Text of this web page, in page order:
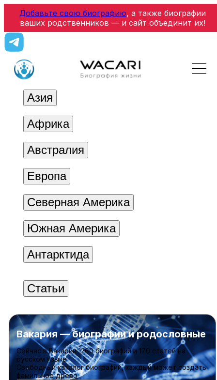
Добавьте свою биографию, а также биографии
ваших родственников — и сайт объединит их!
Азия
Африка
Австралия
Европа
Северная Америка
Южная Америка
Антарктида
Статьи
Вакария — биографии и родословные
Cейчас в Вакарии1260 биографийи170 статейна
русском языке
Свободный каталог биографий, каждый может создать
фамильное древо